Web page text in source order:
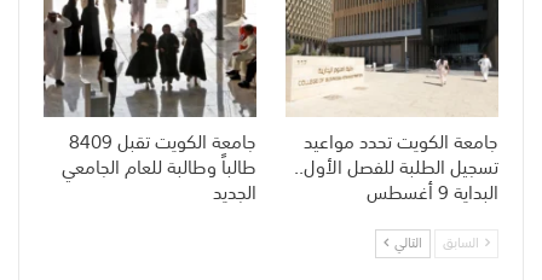
جامعة الكويت تحدد مواعيد
تسجيل الطلبة للفصل الأول..
البداية 9 أغسطس
جامعة الكويت تقبل 8409
طالباً وطالبة للعام الجامعي
الجديد
السابق التالي